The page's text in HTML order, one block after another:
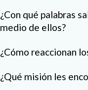
¿Con qué palabras
medio de ellos?
¿Cómo reaccionan
¿Qué misión les